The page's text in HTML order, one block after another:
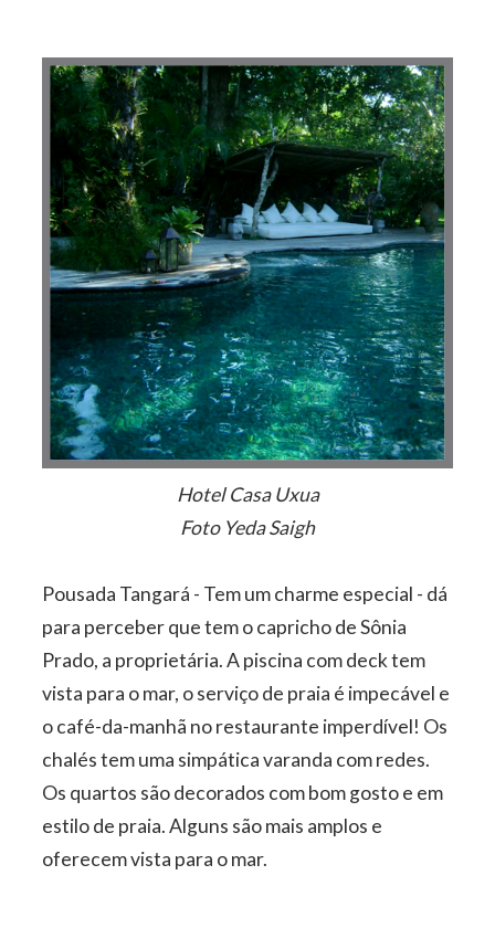
Hotel Casa Uxua
Foto Yeda Saigh
Pousada Tangará - Tem um charme especial - dá
para perceber que tem o capricho de Sônia
Prado, a proprietária. A piscina com deck tem
vista para o mar, o serviço de praia é impecável e
o café-da-manhã no restaurante imperdível! Os
chalés tem uma simpática varanda com redes.
Os quartos são decorados com bom gosto e em
estilo de praia. Alguns são mais amplos e
oferecem vista para o mar.